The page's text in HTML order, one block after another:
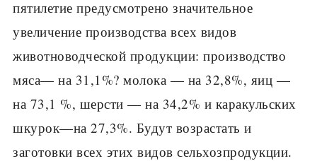
пятилетие предусмотрено значительное
увеличение про­изводства всех видов
животноводческой продукции: производство
мя­са— на 31,1%? молока — на 32,8%, яиц —
на 73,1 %, шерсти — на 34,2% и каракульских
шкурок—на 27,3%. Будут возрастать и
заготовки всех этих видов сельхозпродукции.